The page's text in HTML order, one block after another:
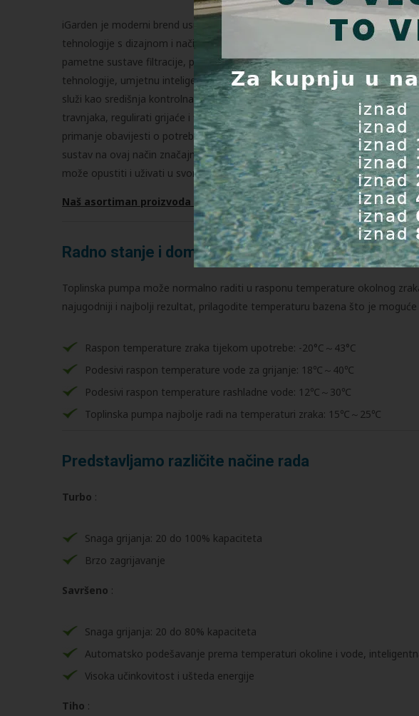
iGarden je moderni brend usmjeren na pametna rješenja za vrtove i
tehnologije s dizajnom i načinom života - cilj je učiniti održavanje bazena
pametne sustave filtracije, pumpe, toplinske pumpe, generatore slane
tehnologije, umjetnu inteligenciju i pametne senzore kako bi vrt ili bazen
služi kao središnja kontrolna točka za sve uređaje. Putem aplikacije
travnjaka, regulirati grijaće i filtracijske jedinice, kao i generatore slane
primanje obavijesti o potrebnom održavanju i automatsku optimizaciju
sustav na ovaj način značajno pojednostavljuje brigu o vrtu i bazenu, štedi
može opustiti i uživati u svom vanjskom prostoru bez nepotrebnog ručnog
Naš asortiman proizvoda tvrtke iGarden
Radno stanje i domet
Toplinska pumpa može normalno raditi u rasponu temperature okolnog
najugodniji i najbolji rezultat, prilagodite temperaturu bazena što je moguće
Raspon temperature zraka tijekom upotrebe: -20°C～43°C
Podesivi raspon temperature vode za grijanje: 18℃～40℃
Podesivi raspon temperature rashladne vode: 12℃～30℃
Toplinska pumpa najbolje radi na temperaturi zraka: 15℃～25℃
Predstavljamo različite načine rada
Turbo :
Snaga grijanja: 20 do 100% kapaciteta
Brzo zagrijavanje
Savršeno :
Snaga grijanja: 20 do 80% kapaciteta
Automatsko podešavanje prema temperaturi okoline i vode,
Visoka učinkovitost i ušteda energije
Tiho :